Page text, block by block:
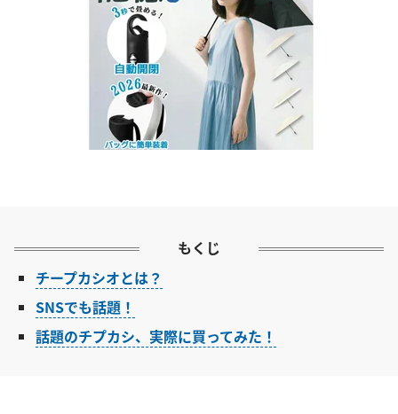
もくじ
チープカシオとは？
SNSでも話題！
話題のチプカシ、実際に買ってみた！